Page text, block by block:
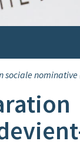
sociale